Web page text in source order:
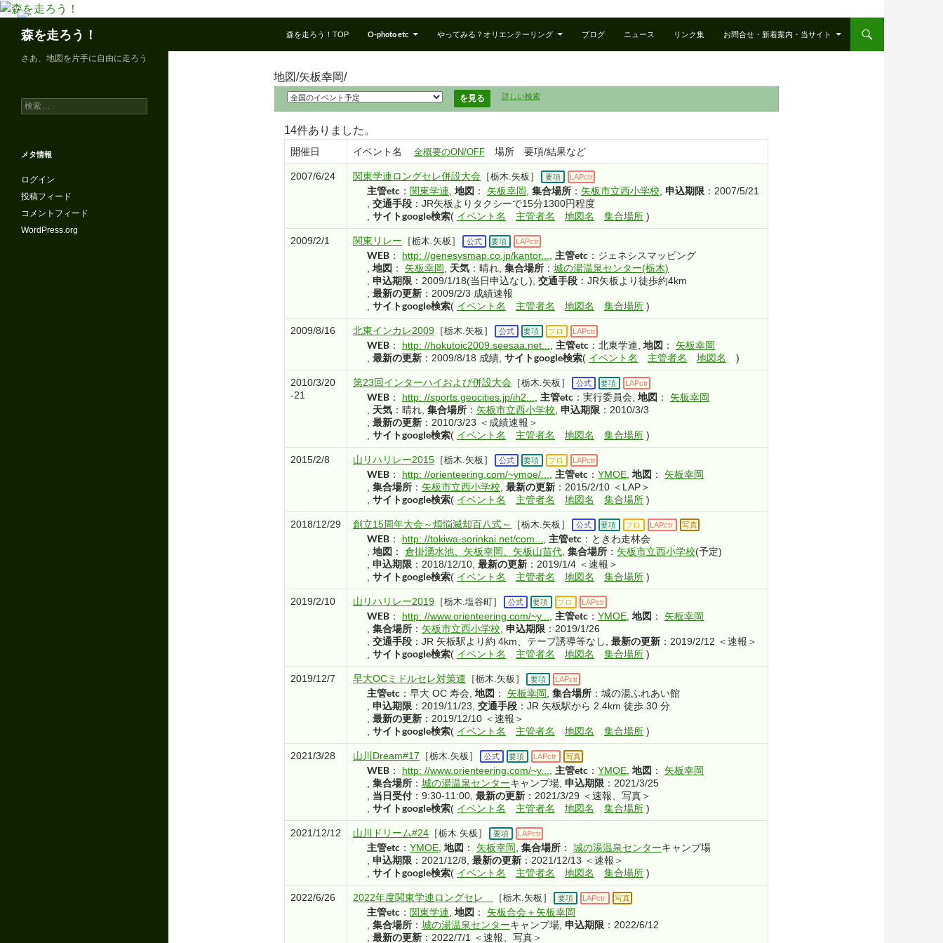
コ
森を走ろう！ 森を走ろう！TOP O-photo etc やってみる？オリエンテーリング ブログ ニュース リンク集 お問合せ・新着案内・当サイト
地図/矢板幸岡/
詳しい検索
14件ありました。
開催日 イベント名 全概要のON/OFF 場所 要項/結果など
2007/6/24 関東学連ロングセレ併設大会 ［栃木.矢板 ］ 要項 LAPctr
主管etc ： 関東学連 地図 ： 矢板幸岡 集合場所 ： 矢板市立西小学校 申込期限 ：2007/5/21
交通手段 ：JR矢板よりタクシーで15分1300円程度
サイトgoogle検索( イベント名 主管者名 地図名 集合場所 )
2009/2/1 関東リレー ［栃木.矢板 ］ 公式 要項 LAPctr
WEB ： http: //genesysmap.co.jp/kantor... 主管etc ：ジェネシスマッピング
地図 ： 矢板幸岡 天気 ：晴れ 集合場所 ： 城の湯温泉センター(栃木)
申込期限 ：2009/1/18(当日申込なし) 交通手段 ：JR矢板より徒歩約4km
最新の更新 ：2009/2/3 成績速報
サイトgoogle検索( イベント名 主管者名 地図名 集合場所 )
2009/8/16 北東インカレ2009 ［栃木.矢板 ］ 公式 要項 プロ LAPctr
WEB ： http: //hokutoic2009.seesaa.net... 主管etc ：北東学連 地図 ： 矢板幸岡
最新の更新 ：2009/8/18 成績 サイトgoogle検索( イベント名 主管者名 地図名 )
2010/3/20
-21
第23回インターハイおよび併設大会 ［栃木.矢板 ］ 公式 要項 LAPctr
WEB ： http: //sports.geocities.jp/ih2... 主管etc ：実行委員会 地図 ： 矢板幸岡
天気 ：晴れ 集合場所 ： 矢板市立西小学校 申込期限 ：2010/3/3
最新の更新 ：2010/3/23 ＜成績速報＞
サイトgoogle検索( イベント名 主管者名 地図名 集合場所 )
2015/2/8 山リハリレー2015 ［栃木.矢板 ］ 公式 要項 プロ LAPctr
WEB ： http: //orienteering.com/~ymoe/... 主管etc ： YMOE 地図 ： 矢板幸岡
集合場所 ： 矢板市立西小学校 最新の更新 ：2015/2/10 ＜LAP＞
サイトgoogle検索( イベント名 主管者名 地図名 集合場所 )
2018/12/29 創立15周年大会～煩悩滅却百八式～ ［栃木.矢板 ］ 公式 要項 プロ LAPctr 写真
WEB ： http: //tokiwa-sorinkai.net/com... 主管etc ：ときわ走林会
地図 ： 倉掛湧水池、矢板幸岡、矢板山苗代 集合場所 ： 矢板市立西小学校(予定)
申込期限 ：2018/12/10 最新の更新 ：2019/1/4 ＜速報＞
サイトgoogle検索( イベント名 主管者名 地図名 集合場所 )
2019/2/10 山リハリレー2019 ［栃木.塩谷町］ 公式 要項 プロ LAPctr
WEB ： http: //www.orienteering.com/~y... 主管etc ： YMOE 地図 ： 矢板幸岡
集合場所 ： 矢板市立西小学校 申込期限 ：2019/1/26
交通手段 ：JR 矢板駅より約 4km、テープ誘導等なし 最新の更新 ：2019/2/12 ＜速報＞
サイトgoogle検索( イベント名 主管者名 地図名 集合場所 )
2019/12/7 早大OCミドルセレ対策連 ［栃木.矢板 ］ 要項 LAPctr
主管etc ：早大 OC 寿会 地図 ： 矢板幸岡 集合場所 ：城の湯ふれあい館
申込期限 ：2019/11/23 交通手段 ：JR 矢板駅から 2.4km 徒歩 30 分
最新の更新 ：2019/12/10 ＜速報＞
サイトgoogle検索( イベント名 主管者名 地図名 集合場所 )
2021/3/28 山川Dream#17 ［栃木.矢板 ］ 公式 要項 LAPctr 写真
WEB ： http: //www.orienteering.com/~y... 主管etc ： YMOE 地図 ： 矢板幸岡
集合場所 ： 城の湯温泉センターキャンプ場 申込期限 ：2021/3/25
当日受付：9:30-11:00 最新の更新 ：2021/3/29 ＜速報、写真＞
サイトgoogle検索( イベント名 主管者名 地図名 集合場所 )
2021/12/12 山川ドリーム#24 ［栃木.矢板 ］ 要項 LAPctr
主管etc ： YMOE 地図 ： 矢板幸岡 集合場所 ： 城の湯温泉センターキャンプ場
申込期限 ：2021/12/8 最新の更新 ：2021/12/13 ＜速報＞
サイトgoogle検索( イベント名 主管者名 地図名 集合場所 )
2022/6/26 2022年度関東学連ロングセレ ［栃木.矢板 ］ 要項 LAPctr 写真
主管etc ： 関東学連 地図 ： 矢板合会＋矢板幸岡
集合場所 ： 城の湯温泉センターキャンプ場 申込期限 ：2022/6/12
最新の更新 ：2022/7/1 ＜速報、写真＞
さあ、地図を片手に自由に走ろう
検
索:
メタ情報
ログイン
投稿フィード
コメントフィード
WordPress.org